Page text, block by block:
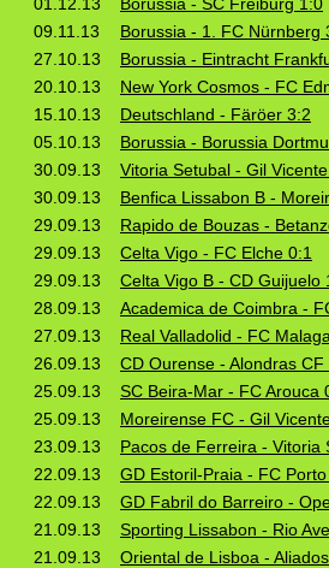
09.11.13
Borussia - 1. FC Nürnberg
27.10.13
Borussia - Eintracht
20.10.13
New York Cosmos - FC
15.10.13
Deutschland - Färöer 3:2
05.10.13
Borussia - Borussia
30.09.13
Vitoria Setubal - Gil
30.09.13
Benfica Lissabon B -
29.09.13
Rapido de Bouzas -
29.09.13
Celta Vigo - FC Elche 0:1
29.09.13
Celta Vigo B - CD Guijuelo
28.09.13
Academica de Coimbra -
27.09.13
Real Valladolid - FC
26.09.13
CD Ourense - Alondras CF
25.09.13
SC Beira-Mar - FC Arouca
25.09.13
Moreirense FC - Gil
23.09.13
Pacos de Ferreira - Vitoria
22.09.13
GD Estoril-Praia - FC
22.09.13
GD Fabril do Barreiro -
21.09.13
Sporting Lissabon - Rio
21.09.13
Oriental de Lisboa -